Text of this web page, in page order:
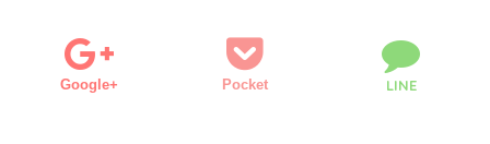
Google+ Pocket LINE